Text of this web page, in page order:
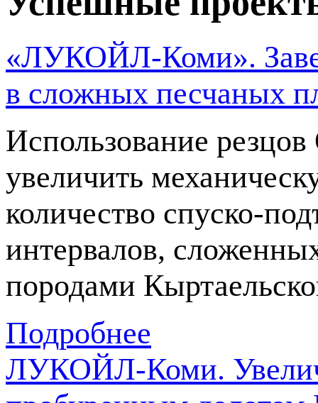
«ЛУКОЙЛ-Коми».
в сложных песчаных
Использование
увеличить
количество спуско-
интервалов,
породами
Подробнее
ЛУКОЙЛ-Коми.